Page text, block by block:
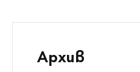
Архив